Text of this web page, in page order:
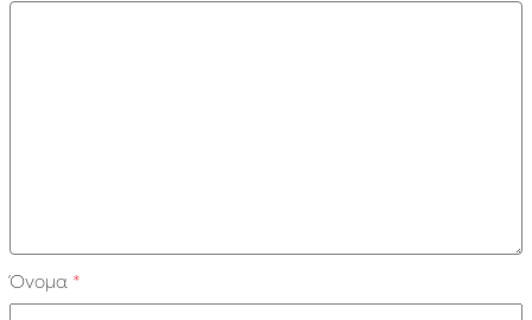
Όνομα *